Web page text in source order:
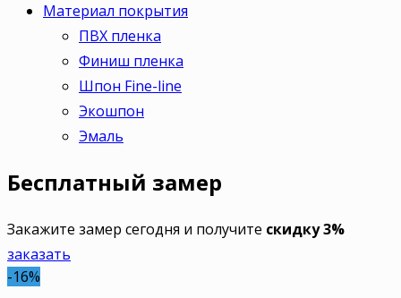
Материал покрытия
ПВХ пленка
Финиш пленка
Шпон Fine-line
Экошпон
Эмаль
Бесплатный замер
Закажите замер сегодня и получите скидку 3%
заказать
-16%